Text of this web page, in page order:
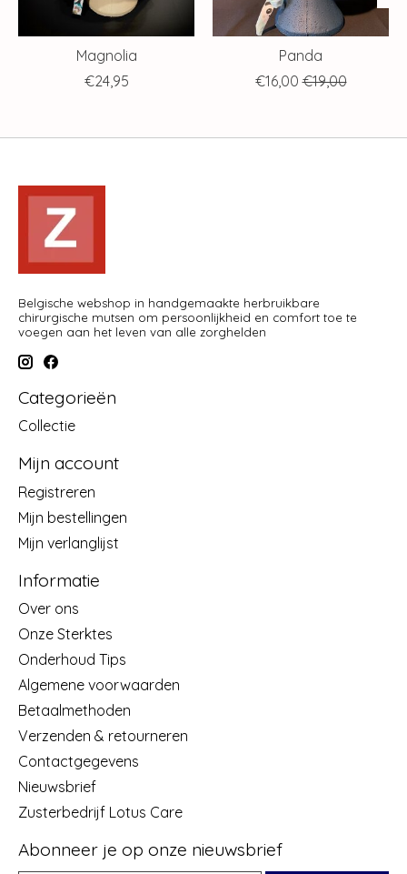
Magnolia
€24,95
Panda
€16,00 €19,00
Belgische webshop in handgemaakte herbruikbare
chirurgische mutsen om persoonlijkheid en comfort toe te
voegen aan het leven van alle zorghelden
Categorieën
Collectie
Mijn account
Registreren
Mijn bestellingen
Mijn verlanglijst
Informatie
Over ons
Onze Sterktes
Onderhoud Tips
Algemene voorwaarden
Betaalmethoden
Verzenden & retourneren
Contactgegevens
Nieuwsbrief
Zusterbedrijf Lotus Care
Abonneer je op onze nieuwsbrief